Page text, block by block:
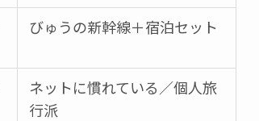
びゅうの新幹線＋宿泊セット
ネットに慣れている／個人旅
行派